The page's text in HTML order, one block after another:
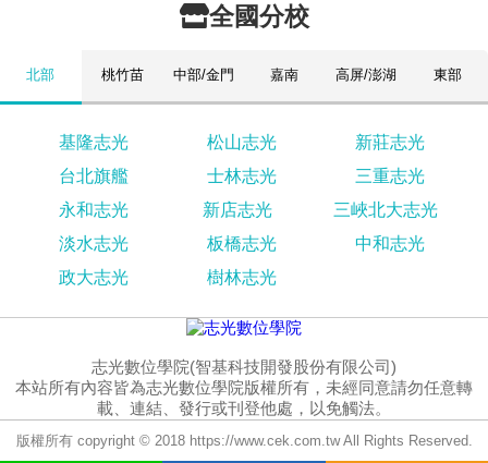
全國分校
北部 桃竹苗 中部/金門 嘉南 高屏/澎湖 東部
基隆志光 松山志光
新莊志光
台北旗艦
士林志光
三重志光
永和志光
新店志光
三峽北大志光
淡水志光
板橋志光
中和志光
政大志光
樹林志光
志光數位學院(智基科技開發股份有限公司)
本站所有內容皆為志光數位學院版權所有，未經同意請勿任意轉
載、連結、發行或刊登他處，以免觸法。
版權所有 copyright © 2018 https://www.cek.com.tw All Rights Reserved.